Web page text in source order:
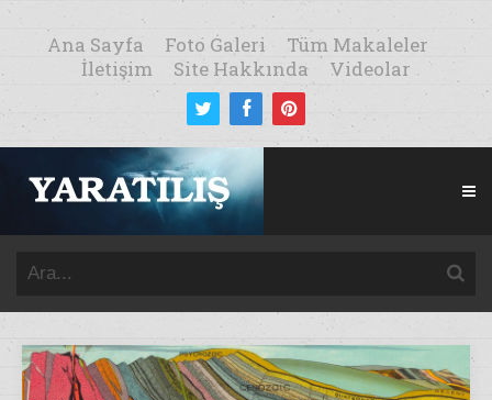
Ana Sayfa Foto Galeri
Tüm Makaleler
İletişim
Site Hakkında Videolar